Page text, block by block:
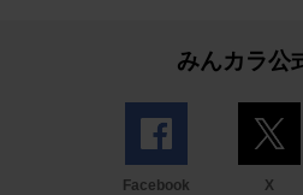
みんカラ公
Facebook X